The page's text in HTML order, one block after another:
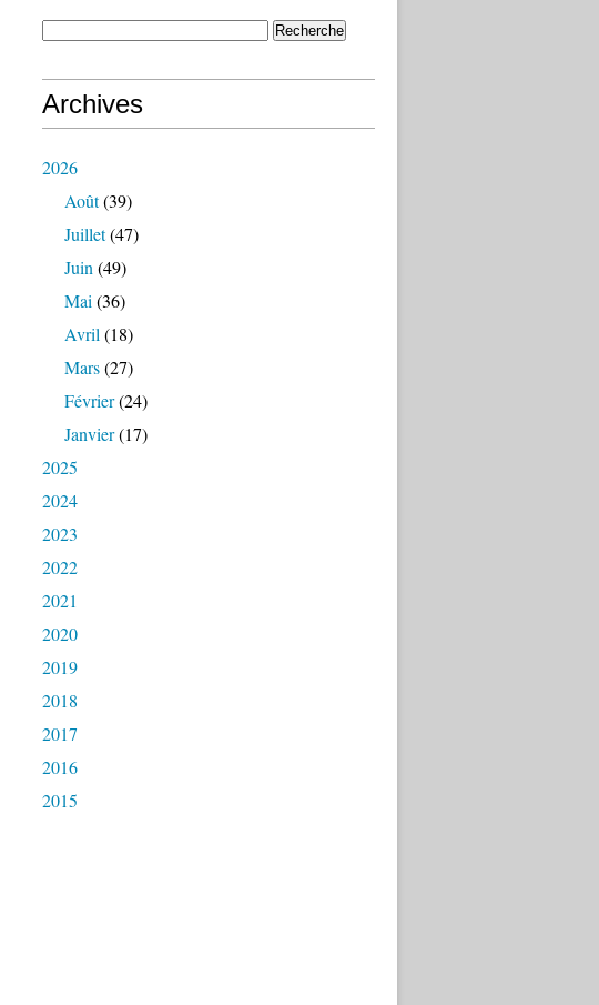
Archives
2026
Août(39)
Juillet(47)
Juin (49)
Mai (36)
Avril (18)
Mars(27)
Février(24)
Janvier(17)
2025
2024
2023
2022
2021
2020
2019
2018
2017
2016
2015